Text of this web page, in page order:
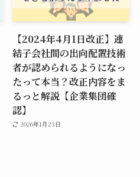
【2024年4月1日改正】連
結子会社間の出向配置技術
者が認められるようになっ
たって本当？改正内容をま
るっと解説【企業集団確
認】
2026年1月23日